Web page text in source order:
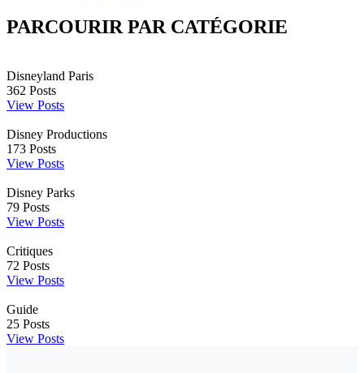
PARCOURIR PAR CATÉGORIE
Disneyland Paris
362 Posts
View Posts
Disney Productions
173 Posts
View Posts
Disney Parks
79 Posts
View Posts
Critiques
72 Posts
View Posts
Guide
25 Posts
View Posts